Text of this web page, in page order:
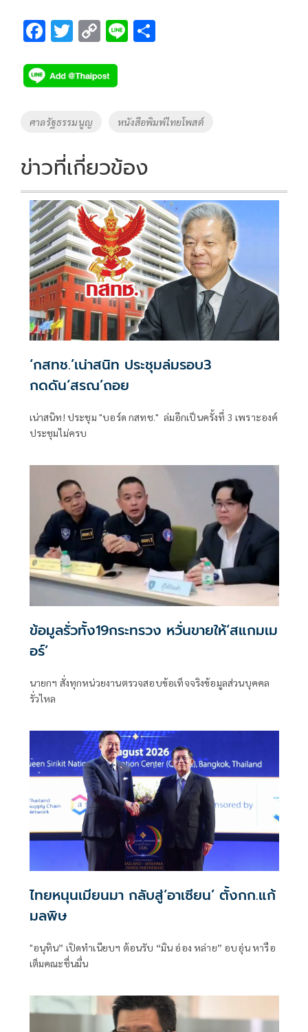
F
e
b
o
k
T
tt
er
C
p
y
Li
k
Li
Tags
ศาลรัฐธรรมนูญ หนังสือพิมพ์ไทยโพสต์
ข่าวที่เกี่ยวข้อง
‘กสทช.’เน่าสนิท ประชุมล่มรอบ3
กดดัน‘สรณ’ถอย
เน่าสนิท! ประชุม "บอร์ด กสทช." ล่มอีกเป็นครั้งที่ 3 เพราะองค์
ประชุมไม่ครบ
ข้อมูลรั่วทั้ง19กระทรวง หวั่นขายให้‘สแกมเม
อร์’
นายกฯ สั่งทุกหน่วยงานตรวจสอบข้อเท็จจริงข้อมูลส่วนบุคคล
รั่วไหล
ไทยหนุนเมียนมา กลับสู่‘อาเซียน’ ตั้งกก.แก้
มลพิษ
"อนุทิน” เปิดทำเนียบฯ ต้อนรับ “มิน อ่อง หล่าย” อบอุ่น หารือ
เต็มคณะชื่นมื่น